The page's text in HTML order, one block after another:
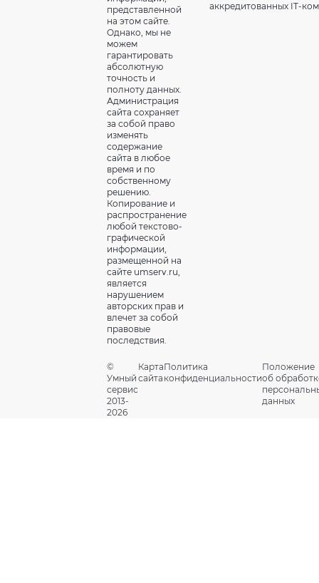
представленной
на этом сайте.
Однако, мы не
можем
гарантировать
абсолютную
точность и
полноту данных.
Администрация
сайта сохраняет
за собой право
изменять
содержание
сайта в любое
время и по
собственному
решению.
Копирование и
распространение
любой текстово-
графической
информации,
размещенной на
сайте umserv.ru,
является
нарушением
авторских прав и
влечет за собой
правовые
последствия.
аккредитованных IT-
©
Умный
сервис
2013-
2026
Карта
сайта
Политика
конфиденциальности
Положение
об
данных